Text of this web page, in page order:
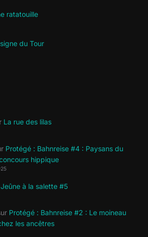
ratatouille
du Tour
La rue des lilas
Protégé : Bahnreise #4 : Paysans du
hippique
Jeûne à la salette #5
Protégé : Bahnreise #2 : Le moineau
les ancêtres